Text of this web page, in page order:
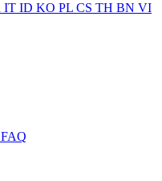
IT ID KO PL CS TH BN VI
FAQ